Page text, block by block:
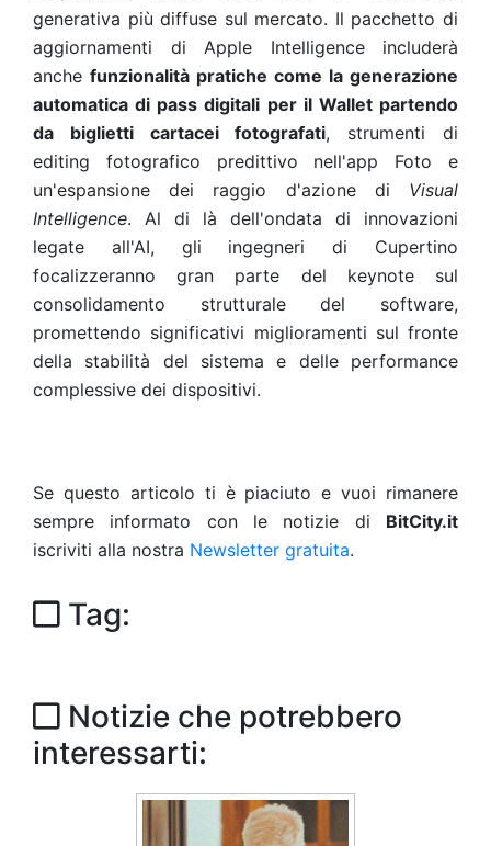
generativa più diffuse sul mercato. Il pacchetto di
aggiornamenti di Apple Intelligence includerà
anche funzionalità pratiche come la generazione
automatica di pass digitali per il Wallet partendo
da biglietti cartacei fotografati, strumenti di
editing fotografico predittivo nell'app Foto e
un'espansione dei raggio d'azione di Visual
Intelligence. Al di là dell'ondata di innovazioni
legate all'AI, gli ingegneri di Cupertino
focalizzeranno gran parte del keynote sul
consolidamento strutturale del software,
promettendo significativi miglioramenti sul fronte
della stabilità del sistema e delle performance
complessive dei dispositivi.
Se questo articolo ti è piaciuto e vuoi rimanere
sempre informato con le notizie di BitCity.it
iscriviti alla nostra Newsletter gratuita.
Tag:
Notizie che potrebbero
interessarti: